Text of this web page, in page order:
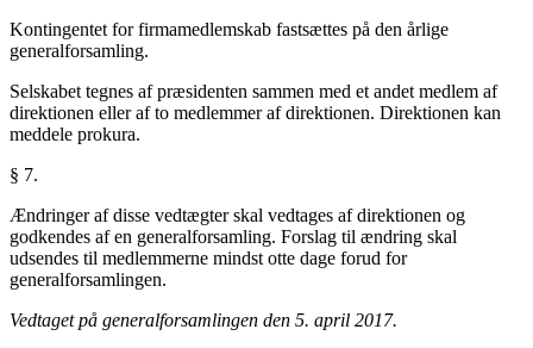
Kontingentet for firmamedlemskab fastsættes på den årlige
generalforsamling.
Selskabet tegnes af præsidenten sammen med et andet medlem af
direktionen eller af to medlemmer af direktionen. Direktionen kan
meddele prokura.
§ 7.
Ændringer af disse vedtægter skal vedtages af direktionen og
godkendes af en generalforsamling. Forslag til ændring skal
udsendes til medlemmerne mindst otte dage forud for
generalforsamlingen.
Vedtaget på generalforsamlingen den 5. april 2017.